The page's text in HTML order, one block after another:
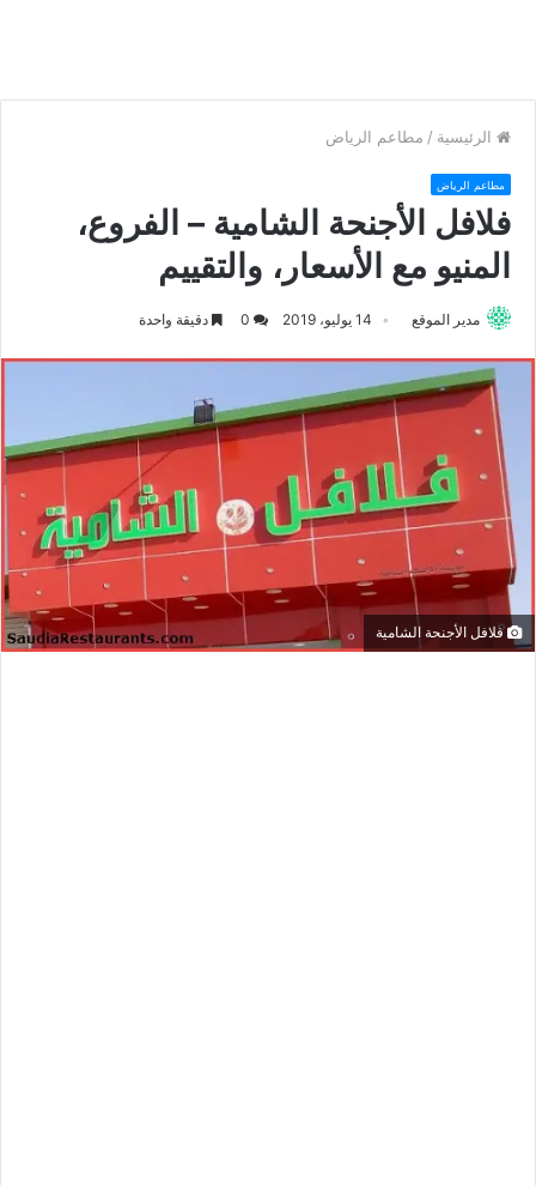
الرئيسية / مطاعم الرياض
مطاعم الرياض
فلافل الأجنحة الشامية – الفروع،
المنيو مع الأسعار، والتقييم
مدير الموقع 14 يوليو، 2019 دقيقة واحدة
فلافل الأجنحة الشامية